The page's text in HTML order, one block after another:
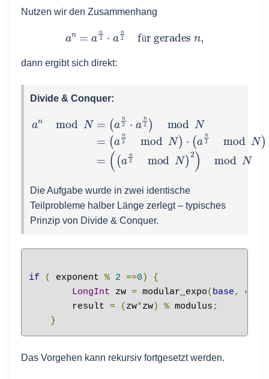
Nutzen wir den Zusammenhang
ü
an n2 n2 für gerades
dann ergibt sich direkt:
Divide & Conquer:
n mod = a ⋅an mod N=
2 mod N) (a mod modN
((a 2mod N)2 N
Die Aufgabe wurde in zwei identische
Teilprobleme halber Länge zerlegt – typisches
Prinzip von Divide & Conquer.
if ( exponent % 2 ==0 )
{
LongInt zw = modular_expo( base,
        result
= ( zw*zw) % modulus ;
}
Das Vorgehen kann rekursiv fortgesetzt werden.